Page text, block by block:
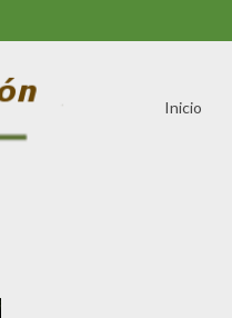
Inicio